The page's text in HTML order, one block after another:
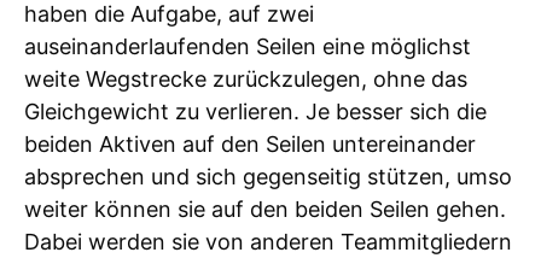
haben die Aufgabe, auf zwei
auseinanderlaufenden Seilen eine möglichst
weite Wegstrecke zurückzulegen, ohne das
Gleichgewicht zu verlieren. Je besser sich die
beiden Aktiven auf den Seilen untereinander
absprechen und sich gegenseitig stützen, umso
weiter können sie auf den beiden Seilen gehen.
Dabei werden sie von anderen Teammitgliedern